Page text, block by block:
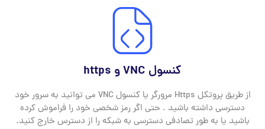
کنسول VNC و https
از طریق پروتکل Https مرورگر یا کنسول VNC می توانید به سرور خود
دسترسی داشته باشید . حتی اگر رمز شخصی خود را فراموش کرده
باشید یا به طور تصادفی دسترسی به شبکه را از دسترس خارج کنید.